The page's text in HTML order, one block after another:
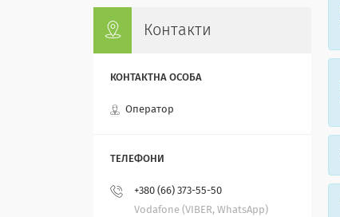
Контакти
Оператор
+380 (66) 373-55-50
Vodafone (VIBER, WhatsApp)